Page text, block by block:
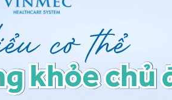
nhất. Bước này thường kết
trang phục bệnh viện. Bệnh
cả đồ đạc của bệnh nhân vào